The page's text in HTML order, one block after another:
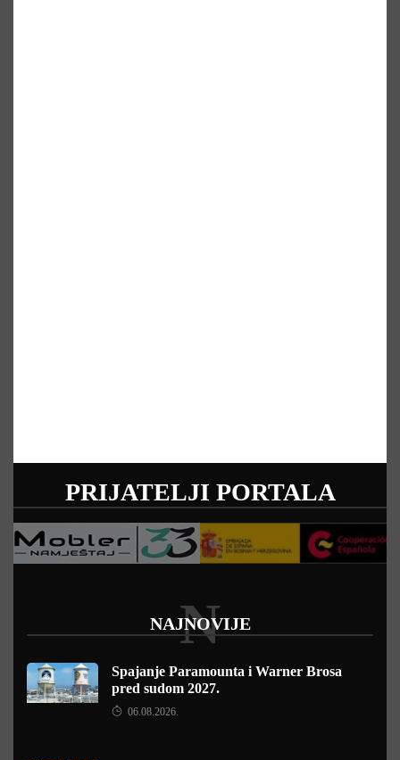
PRIJATELJI PORTALA
NAJNOVIJE
N
Spajanje Paramounta i Warner Brosa
pred sudom 2027.
06.08.2026.